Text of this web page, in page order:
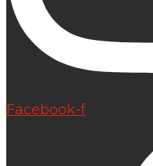
Facebook-f